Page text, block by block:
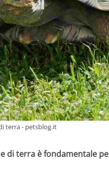
terra - petsblog.it
di terra è fondamentale